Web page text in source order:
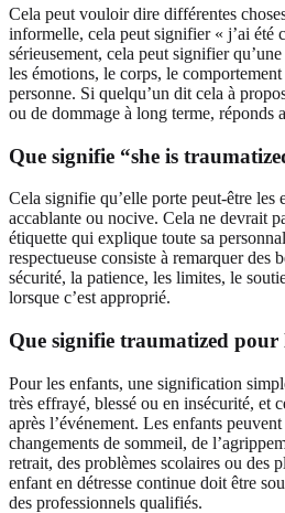
Cela peut vouloir dire différentes
informelle, cela peut signifier « j’ai été
sérieusement, cela peut signifier
les émotions, le corps, le
personne. Si quelqu’un dit cela à
ou de dommage à long terme, réponds
Que signifie “she is
Cela signifie qu’elle porte peut-être les
accablante ou nocive. Cela ne devrait
étiquette qui explique toute sa
respectueuse consiste à remarquer des
sécurité, la patience, les limites, le
lorsque c’est approprié.
Que signifie traumatized pour
Pour les enfants, une signification
très effrayé, blessé ou en insécurité, et
après l’événement. Les enfants
changements de sommeil, de
retrait, des problèmes scolaires ou des
enfant en détresse continue doit être
des professionnels qualifiés.